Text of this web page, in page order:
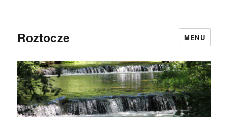
Roztocze MENU